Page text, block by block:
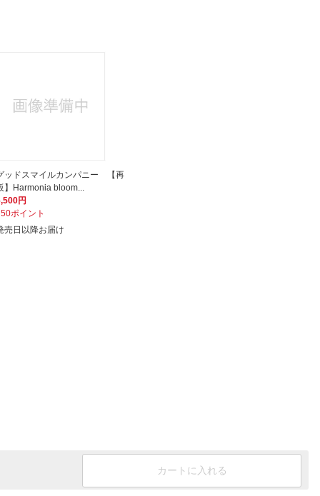
ッドスマイルカンパニー 【再
】Harmonia bloom...
円
ポイント
売日以降お届け
カートに入れる